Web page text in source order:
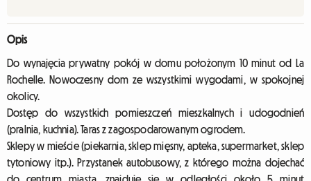
Opis
Do wynajęcia prywatny pokój w domu położonym 10 minut od La
Rochelle. Nowoczesny dom ze wszystkimi wygodami, w spokojnej
okolicy.
Dostęp do wszystkich pomieszczeń mieszkalnych i udogodnień
(pralnia, kuchnia). Taras z zagospodarowanym ogrodem.
Sklepy w mieście (piekarnia, sklep mięsny, apteka, supermarket, sklep
tytoniowy itp.). Przystanek autobusowy, z którego można dojechać